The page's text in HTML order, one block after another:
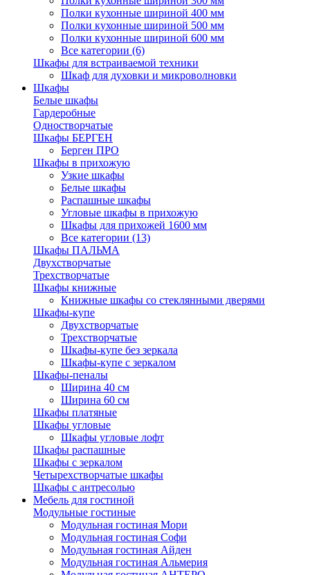
Полки кухонные шириной 400 мм
Полки кухонные шириной 500 мм
Полки кухонные шириной 600 мм
Все категории (6)
Шкафы для встраиваемой техники
Шкаф для духовки и микроволновки
Шкафы
Белые шкафы
Гардеробные
Одностворчатые
Шкафы БЕРГЕН
Берген ПРО
Шкафы в прихожую
Узкие шкафы
Белые шкафы
Распашные шкафы
Угловые шкафы в прихожую
Шкафы для прихожей 1600 мм
Все категории (13)
Шкафы ПАЛЬМА
Двухстворчатые
Трехстворчатые
Шкафы книжные
Книжные шкафы со стеклянными дверями
Шкафы-купе
Двухстворчатые
Трехстворчатые
Шкафы-купе без зеркала
Шкафы-купе с зеркалом
Шкафы-пеналы
Ширина 40 см
Ширина 60 см
Шкафы платяные
Шкафы угловые
Шкафы угловые лофт
Шкафы распашные
Шкафы с зеркалом
Четырехстворчатые шкафы
Шкафы с антресолью
Мебель для гостиной
Модульные гостиные
Модульная гостиная Мори
Модульная гостиная Софи
Модульная гостиная Айден
Модульная гостиная Альмерия